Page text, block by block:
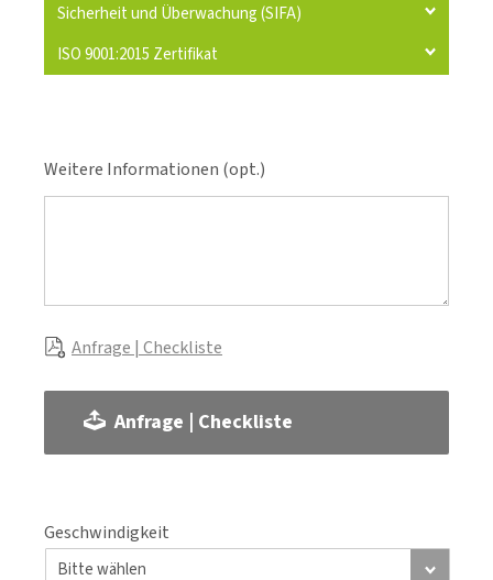
Sicherheit und Überwachung (SIFA)
ISO 9001:2015 Zertifikat
Weitere Informationen (opt.)
Anfrage | Checkliste
Anfrage | Checkliste
Geschwindigkeit